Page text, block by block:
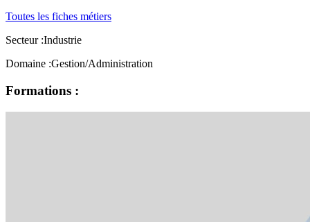
Toutes les fiches métiers
Secteur :Industrie
Domaine :Gestion/Administration
Formations :